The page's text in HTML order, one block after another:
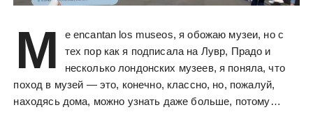
M
e encantan los museos, я обожаю музеи, но с
тех пор как я подписала на Лувр, Прадо и
несколько лондонских музеев, я поняла, что
поход в музей — это, конечно, классно, но, пожалуй,
находясь дома, можно узнать даже больше, потому…